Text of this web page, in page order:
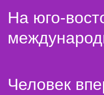
На юго-
Человек